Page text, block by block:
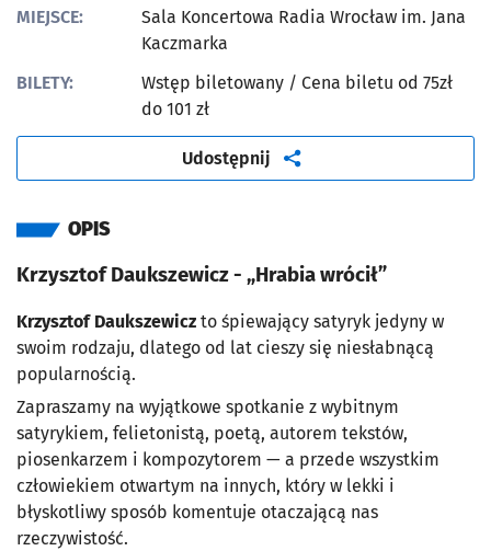
MIEJSCE:
Sala Koncertowa Radia Wrocław im. Jana
Kaczmarka
BILETY:
Wstęp biletowany / Cena biletu od 75zł
do 101 zł
Udostępnij artykuł
OPIS
Krzysztof Daukszewicz - „Hrabia wrócił”
Krzysztof Daukszewicz to śpiewający satyryk jedyny w
swoim rodzaju, dlatego od lat cieszy się niesłabnącą
popularnością.
Zapraszamy na wyjątkowe spotkanie z wybitnym
satyrykiem, felietonistą, poetą, autorem tekstów,
piosenkarzem i kompozytorem — a przede wszystkim
człowiekiem otwartym na innych, który w lekki i
błyskotliwy sposób komentuje otaczającą nas
rzeczywistość.